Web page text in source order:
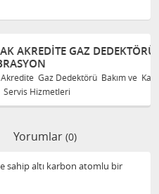
DEDEKTÖRÜ BAKIM VE
Bakım ve Kalibrasyon
Yorumlar (0)
sahip altı karbon atomlu bir